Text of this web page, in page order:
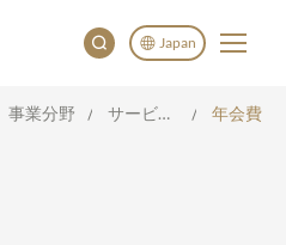
Japan
English
事業分野 サービス範囲 年会費